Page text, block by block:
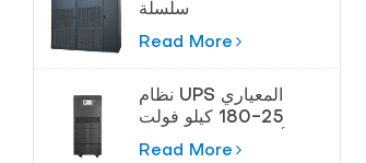
سلسلة
Cybermaster 20-
Read More
نظام UPS المعياري
25-180 كيلو فولت
أمبير لمراكز البيانات
Read More